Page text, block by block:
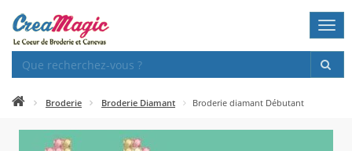
Broderie Broderie Diamant Broderie diamant Débutant